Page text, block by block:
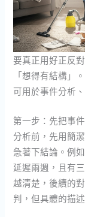
要真正用好正反
「想得有結構」
可用於事件分析
第一步：先把事
分析前，先用簡
急著下結論。例
延遲兩週，且有
越清楚，後續的
判，但具體的描